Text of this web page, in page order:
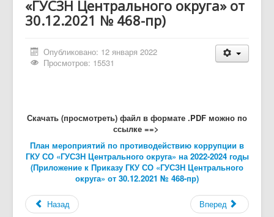
«ГУСЗН Центрального округа» от
30.12.2021 № 468-пр)
Опубликовано: 12 января 2022
Просмотров: 15531
Скачать (просмотреть) файл в формате .PDF можно по
ссылке ==>
План мероприятий по противодействию коррупции в
ГКУ СО «ГУСЗН Центрального округа» на 2022-2024 годы
(Приложение к Приказу ГКУ СО «ГУСЗН Центрального
округа» от 30.12.2021 № 468-пр)
Назад Вперед